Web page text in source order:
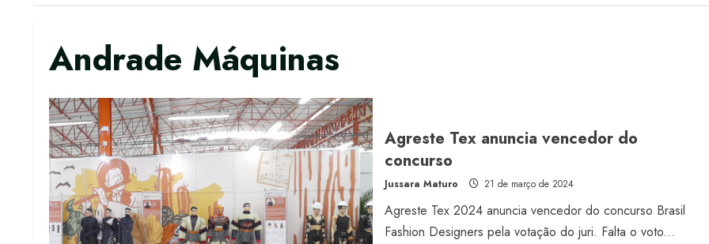
Andrade Máquinas
Agreste Tex anuncia vencedor do
concurso
Jussara Maturo 21 de março de 2024
Agreste Tex 2024 anuncia vencedor do concurso Brasil
Fashion Designers pela votação do juri. Falta o voto...